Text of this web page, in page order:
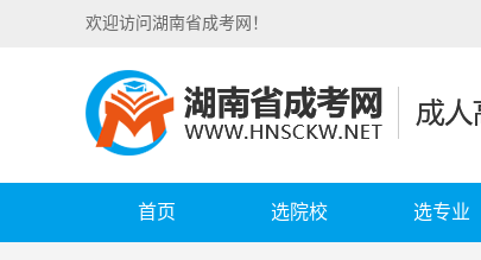
欢迎访问湖南省成考网！
首页 选院校 选专业